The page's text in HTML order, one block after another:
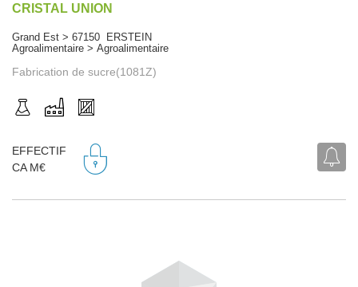
CRISTAL UNION
Grand Est > 67150 ERSTEIN
Agroalimentaire > Agroalimentaire
Fabrication de sucre(1081Z)
EFFECTIF
CA M€